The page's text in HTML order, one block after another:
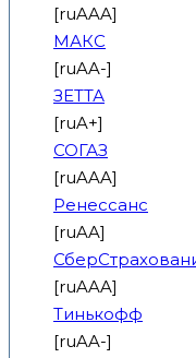
[ruAAA]
МАКС
[ruAA-]
ЗЕТТА
[ruA+]
СОГАЗ
[ruAAA]
Ренессанс
[ruAA]
[ruAAA]
Тинькофф
[ruAA-]